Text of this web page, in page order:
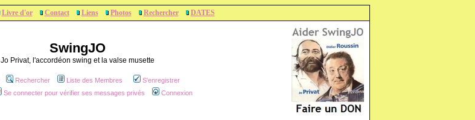
Livre d'or Contact Liens Photos Rechercher DATES
SwingJO
Jo Privat, l'accordéon swing et la valse musette
Rechercher Liste des Membres
S'enregistrer
Se connecter pour vérifier ses messages privés Connexion